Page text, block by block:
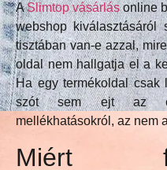
ASlimtop vásárlásonline
webshop
tisztában van-e azzal,
oldal nem hallgatja el a
Ha egy termékoldal csak
szót sem ejt az
mellékhatásokról, az nem
Miért